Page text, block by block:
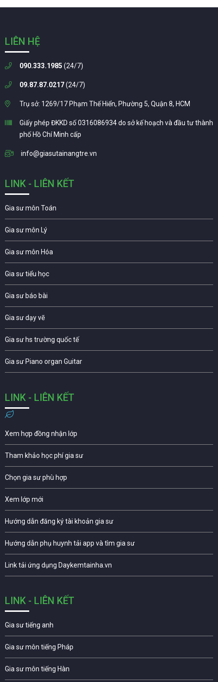
LIÊN HỆ
090.333.1985 (24/7)
09.87.87.0217(24/7)
Trụ sở: 1269/17 Phạm Thế Hiển, Phường 5, Quận 8, HCM
Giấy phép ĐKKD số 0316086934 do sở kế hoạch và đầu tư thành
phố Hồ Chí Minh cấp
info@giasutainangtre.vn
LINK - LIÊN KẾT
Gia sư môn Toán
Gia sư môn Lý
Gia sư môn Hóa
Gia sư tiểu học
Gia sư báo bài
Gia sư dạy vẽ
Gia sư hs trường quốc tế
Gia sư Piano organ Guitar
LINK - LIÊN KẾT
Xem hợp đồng nhận lớp
Tham khảo học phí gia sư
Chọn gia sư phù hợp
Xem lớp mới
Hướng dẫn đăng ký tài khoản gia sư
Hướng dẫn phụ huynh tải app và tìm gia sư
Link tải ứng dụng Daykemtainha.vn
LINK - LIÊN KẾT
Gia sư tiếng anh
Gia sư môn tiếng Pháp
Gia sư môn tiếng Hàn